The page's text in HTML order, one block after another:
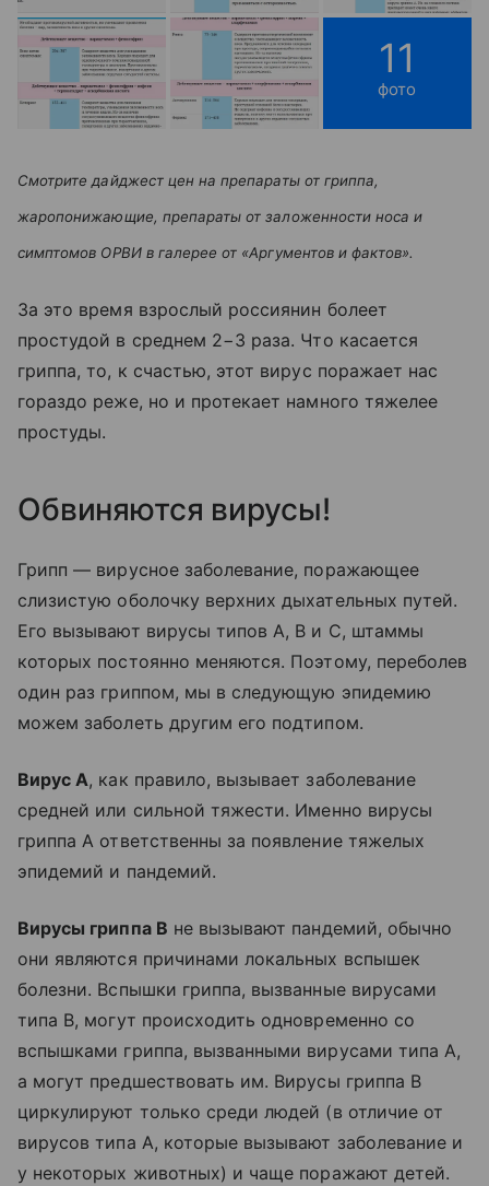
11
фото
Смотрите дайджест цен на препараты от гриппа,
жаропонижающие, препараты от заложенности носа и
симптомов ОРВИ в галерее от «Аргументов и фактов».
За это время взрослый россиянин болеет
простудой в среднем 2−3 раза. Что касается
гриппа, то, к счастью, этот вирус поражает нас
гораздо реже, но и протекает намного тяжелее
простуды.
Обвиняются вирусы!
Грипп — вирусное заболевание, поражающее
слизистую оболочку верхних дыхательных путей.
Его вызывают вирусы типов А, В и С, штаммы
которых постоянно меняются. Поэтому, переболев
один раз гриппом, мы в следующую эпидемию
можем заболеть другим его подтипом.
Вирус А, как правило, вызывает заболевание
средней или сильной тяжести. Именно вирусы
гриппа А ответственны за появление тяжелых
эпидемий и пандемий.
Вирусы гриппа В не вызывают пандемий, обычно
они являются причинами локальных вспышек
болезни. Вспышки гриппа, вызванные вирусами
типа В, могут происходить одновременно со
вспышками гриппа, вызванными вирусами типа А,
а могут предшествовать им. Вирусы гриппа В
циркулируют только среди людей (в отличие от
вирусов типа А, которые вызывают заболевание и
у некоторых животных) и чаще поражают детей.